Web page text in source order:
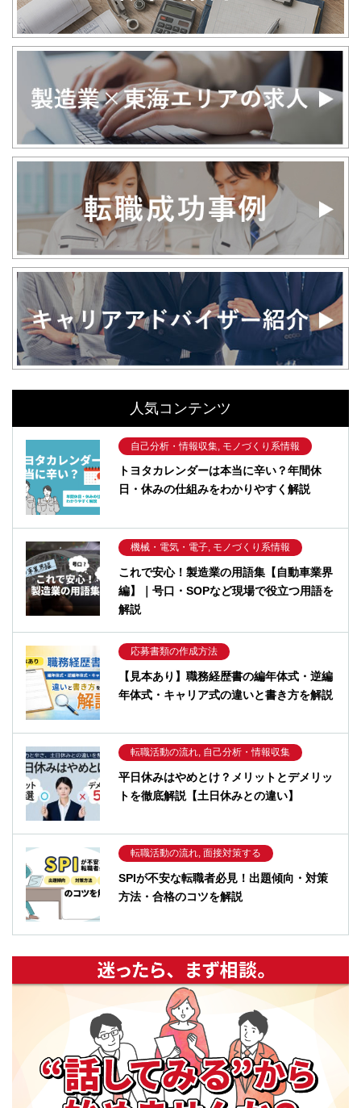
人気コンテンツ
自己分析・情報収集, モノづくり系情報
トヨタカレンダーは本当に辛い？年間休
日・休みの仕組みをわかりやすく解説
機械・電気・電子, モノづくり系情報
これで安心！製造業の用語集【自動車業界
編】｜号口・SOPなど現場で役立つ用語を
解説
応募書類の作成方法
【見本あり】職務経歴書の編年体式・逆編
年体式・キャリア式の違いと書き方を解説
転職活動の流れ, 自己分析・情報収集
平日休みはやめとけ？メリットとデメリッ
トを徹底解説【土日休みとの違い】
転職活動の流れ, 面接対策する
SPIが不安な転職者必見！出題傾向・対策
方法・合格のコツを解説